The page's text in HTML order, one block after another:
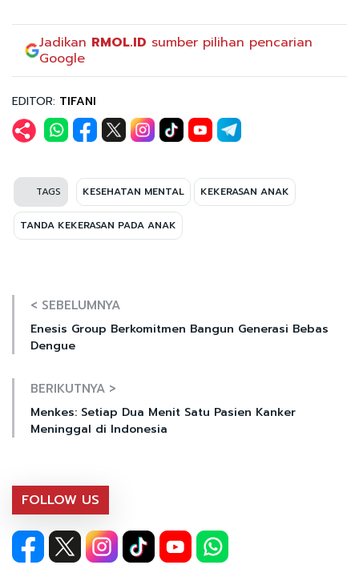
Jadikan RMOL.ID sumber pilihan pencarian
Google
EDITOR: TIFANI
TAGS KESEHATAN MENTAL KEKERASAN ANAK
TANDA KEKERASAN PADA ANAK
< SEBELUMNYA
Enesis Group Berkomitmen Bangun Generasi Bebas
Dengue
BERIKUTNYA >
Menkes: Setiap Dua Menit Satu Pasien Kanker
Meninggal di Indonesia
FOLLOW US